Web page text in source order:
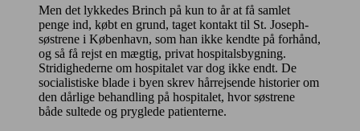
Men det lykkedes Brinch på kun to år at få samlet
penge ind, købt en grund, taget kontakt til St. Joseph-
søstrene i København, som han ikke kendte på forhånd,
og så få rejst en mægtig, privat hospitalsbygning.
Stridighederne om hospitalet var dog ikke endt. De
socialistiske blade i byen skrev hårrejsende historier om
den dårlige behandling på hospitalet, hvor søstrene
både sultede og pryglede patienterne.